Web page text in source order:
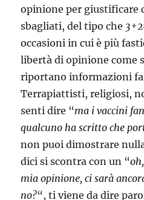
opinione per giustificare
sbagliati, del tipo che
occasioni in cui è più
libertà di opinione come
riportano informazioni
Terrapiattisti, religiosi,
senti dire “ma i vaccini
qualcuno ha scritto che
non puoi dimostrare
dici si scontra con un “
mia opinione, ci sarà
no?“, ti viene da dire